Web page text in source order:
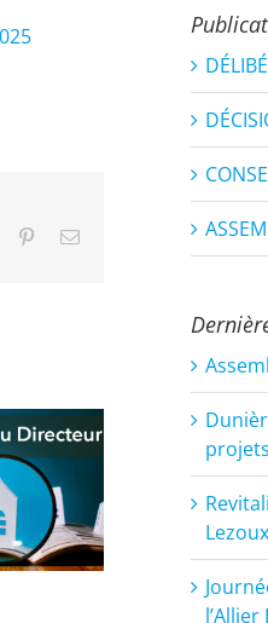
WhatsApp
PinterestEmail